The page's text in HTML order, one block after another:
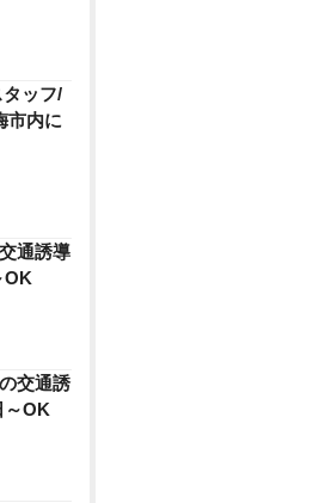
ッフ/
市内に
通誘導
OK
交通誘
～OK